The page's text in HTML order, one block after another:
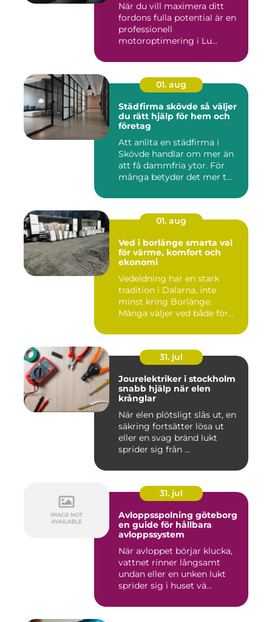
När du vill maximera ditt
fordons fulla potential är en
professionell
motoroptimering i Lu...
01. aug
Städfirma skövde så väljer
du rätt hjälp för hem och
företag
Att anlita en städfirma i
Skövde handlar om mer än
att få dammfria ytor. För
många betyder det mer t...
01. aug
Ved i borlänge smarta val
för värme, komfort och
ekonomi
Vedeldning har en stark
tradition i Dalarna, inte
minst kring Borlänge.
Många väljer ved både för
31. jul
Jourelektriker i stockholm
snabb hjälp när elen
krånglar
När elen plötsligt slås ut, en
säkring fortsätter lösa ut
eller en svag bränd lukt
sprider sig från ...
31. jul
Avloppsspolning göteborg
en guide för hållbara
avloppssystem
När avloppet börjar klucka,
vattnet rinner långsamt
undan eller en unken lukt
sprider sig i huset vä...